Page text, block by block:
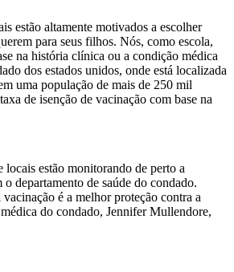
estão altamente motivados a escolher
para seus filhos. Nós, como escola,
na história clínica ou a condição médica
dos estados unidos, onde está localizada
uma população de mais de 250 mil
de isenção de vacinação com base na
locais estão monitorando de perto a
departamento de saúde do condado.
é a melhor proteção contra a
do condado, Jennifer Mullendore,